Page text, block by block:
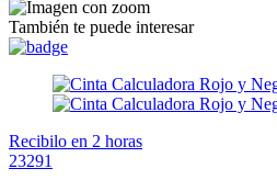
También te puede interesar
Recibilo en 2 horas
23291